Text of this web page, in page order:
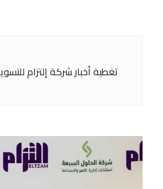
تغطية أخبار شركة إلتزام